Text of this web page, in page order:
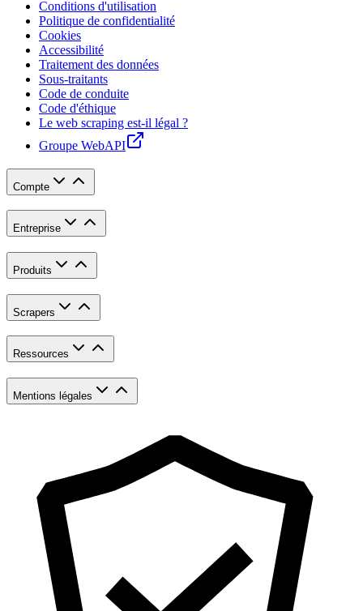
Conditions d'utilisation
Politique de confidentialité
Cookies
Accessibilité
Traitement des données
Sous-traitants
Code de conduite
Code d'éthique
Le web scraping est-il légal ?
Groupe WebAPI
Compte
Entreprise
Produits
Scrapers
Ressources
Mentions légales